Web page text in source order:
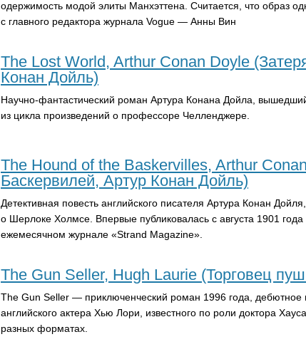
одержимость модой элиты Манхэттена. Считается, что образ
с главного редактора журнала Vogue — Анны Вин
The Lost World, Arthur Conan Doyle
Конан Дойль)
Научно-фантастический роман Артура Конана Дойла,
из цикла произведений о профессоре Челленджере.
The Hound of the Baskervilles, Arthur
Баскервилей, Артур Конан Дойль)
Детективная повесть английского писателя Артура Конан
о Шерлоке Холмсе. Впервые публиковалась с августа 1901
ежемесячном журнале «Strand Magazine».
The Gun Seller, Hugh Laurie (Торговец
The Gun Seller — приключенческий роман 1996 года, дебютное
английского актера Хью Лори, известного по роли доктора
разных форматах.